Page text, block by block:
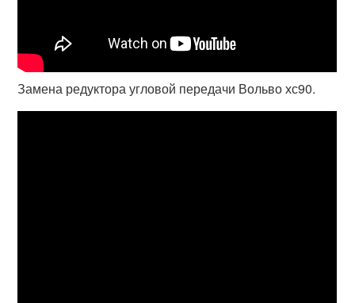
Замена редуктора угловой передачи Вольво хс90.